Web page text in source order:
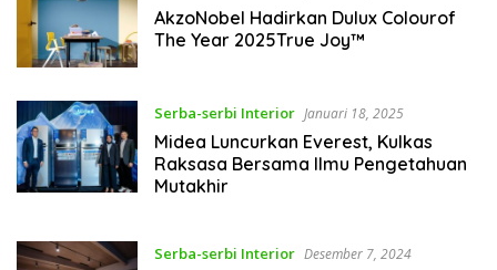
AkzoNobel Hadirkan Dulux Colourof
The Year 2025True Joy™
Serba-serbi Interior Januari 18, 2025
Midea Luncurkan Everest, Kulkas
Raksasa Bersama Ilmu Pengetahuan
Mutakhir
Serba-serbi Interior Desember 7, 2024